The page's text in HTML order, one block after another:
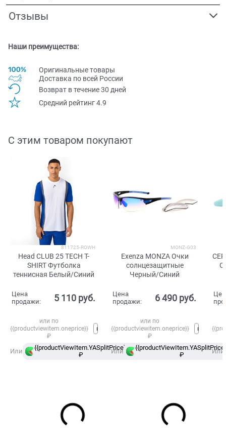
Отзывы
Наши преимущества:
Оригинальные товары
Доставка по всей Pоссии
Возврат в течение 30 дней
Средний рейтинг 4.9
С этим товаром покупают
811725-ROWH
Head CLUB 25 TECH T-
SHIRT Футболка
теннисная Белый/Синий
Цена
продажи:
5 110 руб.
или по
{{productviewitem.oneprice}}
₽
Или
{{productViewItem.YASplitPrice}}
₽
в
Сплит
MONZ-G03
Exenza MONZA Очки
солнцезащитные
Черный/Синий
Цена
продажи:
6 490 руб.
или по
{{productviewitem.oneprice}}
₽
Или
₽
Или